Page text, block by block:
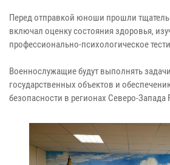
Перед отправкой юноши прошли
включал оценку состояния здоровья,
профессионально-психологическое
Военнослужащие будут выполнять
государственных объектов и
безопасности в регионах Северо-Запада